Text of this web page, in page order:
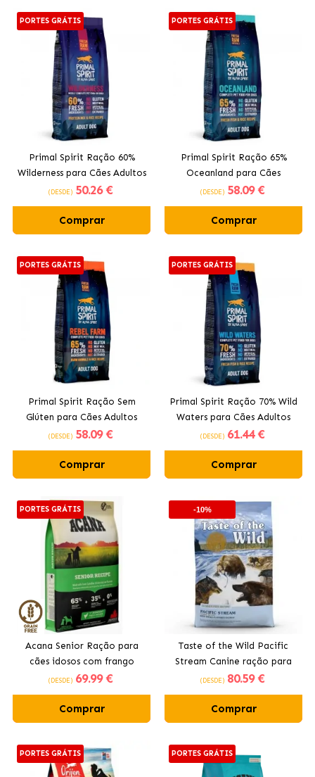
PORTES GRÁTIS
Primal Spirit Ração 60%
Wilderness para Cães Adultos
com Porco, Frango e Peixe
(DESDE) 50.26 €
Comprar
PORTES GRÁTIS
Primal Spirit Ração 65%
Oceanland para Cães
Adultos com Peixe e Frango
(DESDE) 58.09 €
Comprar
PORTES GRÁTIS
Primal Spirit Ração Sem
Glúten para Cães Adultos
com 65% de Ingredientes
(DESDE) 58.09 €
Comprar
PORTES GRÁTIS
Primal Spirit Ração 70% Wild
Waters para Cães Adultos
com Peixe e Frango
(DESDE) 61.44 €
Comprar
PORTES GRÁTIS
Acana Senior Ração para
cães idosos com frango
fresco
(DESDE) 69.99 €
Comprar
-10%
Taste of the Wild Pacific
Stream Canine ração para
cães
(DESDE) 80.59 €
Comprar
PORTES GRÁTIS PORTES GRÁTIS